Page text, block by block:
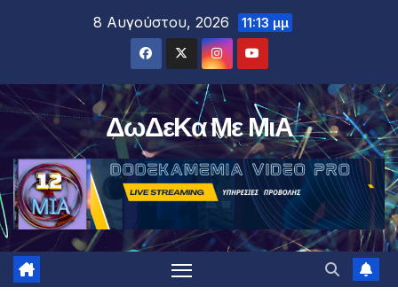
8 Αυγούστου, 2026 11:13 μμ
ΔωΔεΚα Με ΜιΑ